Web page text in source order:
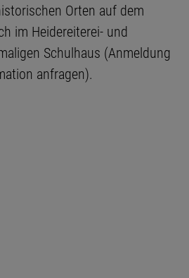
Orten auf dem
im Heidereiterei- und
Schulhaus (Anmeldung
anfragen).